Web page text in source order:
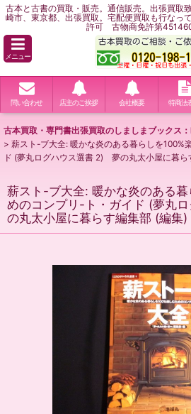
古本と古書の買取・販売。通信販売。出張買取
崎市、東京都、出張買取。宅配便買取も行なっ
許可 古物商免許第
メニュー
問い合わせ 店主のご挨拶 会社概要 特商法
古本買取・専門書出張買取のしましまブックス
> 薪スト-ブ大全: 暖かな炎のある暮らしを100%
ド (夢丸ログハウス選書 2) 夢の丸太小屋に暮ら
薪スト-ブ大全: 暖かな炎のある
めのコンプリ-ト・ガイド (夢丸
の丸太小屋に暮らす編集部 (編集)